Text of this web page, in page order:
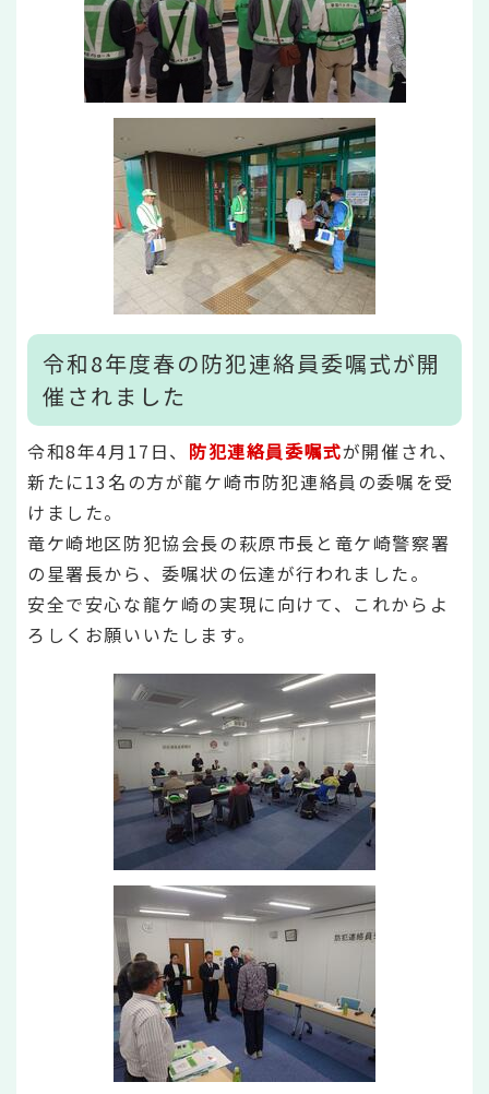
令和8年度春の防犯連絡員委嘱式が開
催されました
令和8年4月17日、 防犯連絡員委嘱式が開催され、
新たに13名の方が龍ケ崎市防犯連絡員の委嘱を受
けました。
竜ケ崎地区防犯協会長の萩原市長と竜ケ崎警察署
の星署長から、委嘱状の伝達が行われました。
安全で安心な龍ケ崎の実現に向けて、これからよ
ろしくお願いいたします。